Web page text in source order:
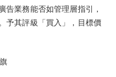
告業務能否如管理層指引，
予其評級「買入」，目標價